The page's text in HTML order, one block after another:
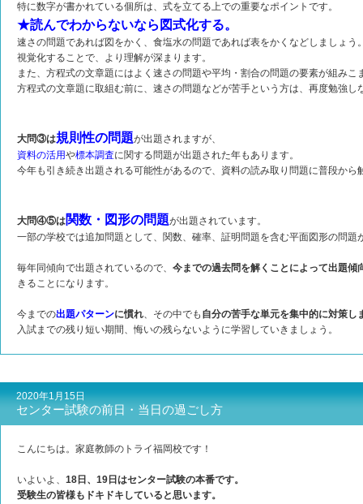
特に数字が書かれている個所は、式を立てる上での重要なポイントです。
★読んでわからないなら図式化する。
速さの問題であれば図をかく、食塩水の問題であれば表をかくなどしましょう
視覚化することで、より理解が深まります。
また、方程式の文章題にはよく速さの問題や平均・割合の問題の要素が組みこ
方程式の文章題に取組む前に、速さの問題などが苦手という方は、再度勉強し
大問③は規則性の問題が出題されますが、
資料の活用や標本調査に関する問題が出題された年もあります。
今年も引き続き出題される可能性があるので、資料の読み取り問題に普段から
大問④⑤は関数・図形の問題が出題されています。
一部の学校では追加問題として、関数、確率、証明問題を含む平面図形の問題
毎年同傾向で出題されているので、 今までの過去問を解くことによって出題傾
きることになります。
今までの出題パターンに慣れ、その中でも 自分の苦手な単元を集中的に対策し
入試までの残り短い期間、悔いの残らないように学習していきましょう。
2020年1月15日
センター試験の前日・当日の過ごし方
こんにちは。家庭教師のトライ福岡校です！
いよいよ、 18日、19日はセンター試験の本番です。
受験生の皆様もドキドキしていると思います。